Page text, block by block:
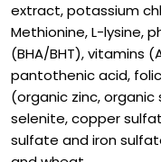
extract, potassium
Methionine, L-lysine,
(BHA/BHT), vitamins (A,
pantothenic acid,
(organic zinc,
selenite, copper
sulfate and iron